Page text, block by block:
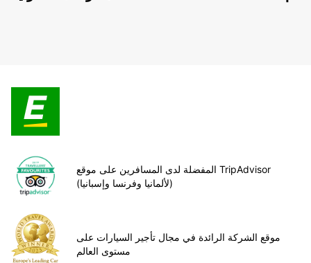
المفضلة لدى المسافرين على موقع TripAdvisor
(لألمانيا وفرنسا وإسبانيا)
موقع الشركة الرائدة في مجال تأجير السيارات على
مستوى العالم